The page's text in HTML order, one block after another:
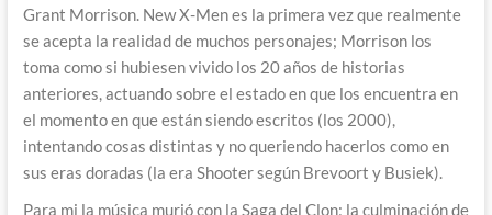
Grant Morrison. New X-Men es la primera vez que realmente
se acepta la realidad de muchos personajes; Morrison los
toma como si hubiesen vivido los 20 años de historias
anteriores, actuando sobre el estado en que los encuentra en
el momento en que están siendo escritos (los 2000),
intentando cosas distintas y no queriendo hacerlos como en
sus eras doradas (la era Shooter según Brevoort y Busiek).
Para mi la música murió con la Saga del Clon; la culminación de